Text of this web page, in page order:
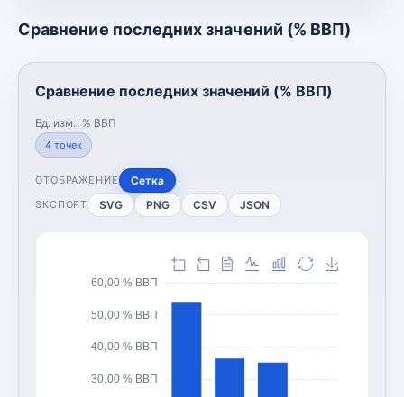
Сравнение последних значений (% ВВП)
Сравнение последних значений (% ВВП)
Ед. изм.: % ВВП
4 точек
ОТОБРАЖЕНИЕ Сетка
ЭКСПОРТ SVG PNG CSV JSON
30,00 % ВВП
40,00 % ВВП
50,00 % ВВП
60,00 % ВВП